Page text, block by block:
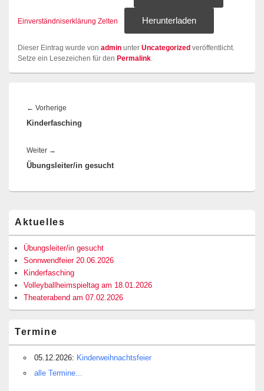
Einverständniserklärung Zelten Herunterladen
Dieser Eintrag wurde von admin unter Uncategorized veröffentlicht.
Setze ein Lesezeichen für den Permalink
← Vorherige
Beitrag:
Kinderfasching
Weiter →
Beitrag:
Übungsleiter/in gesucht
Seitenleisten-
Widgetbereich
Aktuelles
Übungsleiter/in gesucht
Sonnwendfeier 20.06.2026
Kinderfasching
Volleyballheimspieltag am 18.01.2026
Theaterabend am 07.02.2026
Termine
05.12.2026: Kinderweihnachtsfeier
alle Termine...